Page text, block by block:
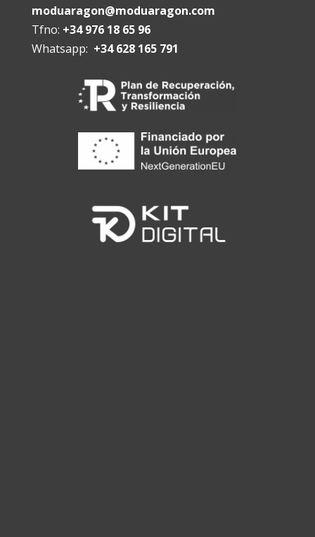
moduaragon@moduaragon.com
Tfno: +34 976 18 65 96
Whatsapp: +34 628 165 791